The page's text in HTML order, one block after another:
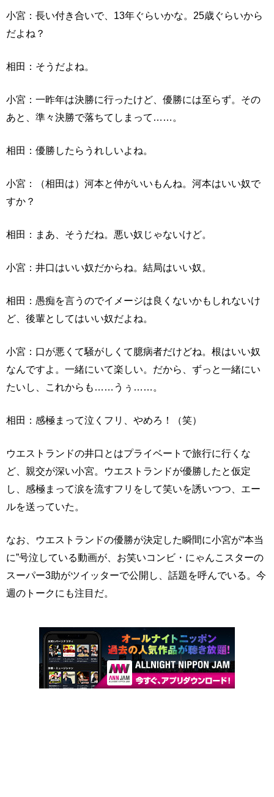
小宮：長い付き合いで、13年ぐらいかな。25歳ぐらいから
だよね？
相田：そうだよね。
小宮：一昨年は決勝に行ったけど、優勝には至らず。その
あと、準々決勝で落ちてしまって……。
相田：優勝したらうれしいよね。
小宮：（相田は）河本と仲がいいもんね。河本はいい奴で
すか？
相田：まあ、そうだね。悪い奴じゃないけど。
小宮：井口はいい奴だからね。結局はいい奴。
相田：愚痴を言うのでイメージは良くないかもしれないけ
ど、後輩としてはいい奴だよね。
小宮：口が悪くて騒がしくて臆病者だけどね。根はいい奴
なんですよ。一緒にいて楽しい。だから、ずっと一緒にい
たいし、これからも……うぅ……。
相田：感極まって泣くフリ、やめろ！（笑）
ウエストランドの井口とはプライベートで旅行に行くな
ど、親交が深い小宮。ウエストランドが優勝したと仮定
し、感極まって涙を流すフリをして笑いを誘いつつ、エー
ルを送っていた。
なお、ウエストランドの優勝が決定した瞬間に小宮が“本当
に”号泣している動画が、お笑いコンビ・にゃんこスターの
スーパー3助がツイッターで公開し、話題を呼んでいる。今
週のトークにも注目だ。